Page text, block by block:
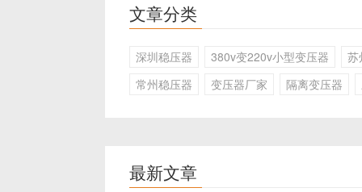
文章分类
深圳稳压器 380v变220v小型变压器
苏
常州稳压器
变压器厂家 隔离变压器
最新文章